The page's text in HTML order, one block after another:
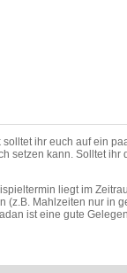
ihr euch auf ein
setzen kann. Solltet
liegt im
(z.B. Mahlzeiten nur in
ist eine gute